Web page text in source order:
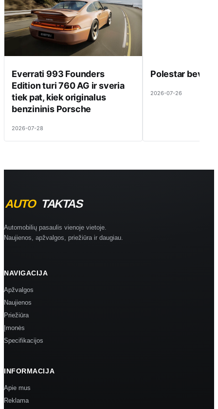
Everrati 993 Founders
Edition turi 760 AG ir sveria
tiek pat, kiek originalus
benzininis Porsche
2026-07-28
Polestar beveik
2026-07-26
Automobilių pasaulis vienoje vietoje.
Naujienos, apžvalgos, priežiūra ir daugiau.
NAVIGACIJA
Apžvalgos
Naujienos
Priežiūra
Įmonės
Specifikacijos
INFORMACIJA
Apie mus
Reklama